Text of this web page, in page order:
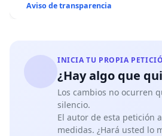
Aviso de transparencia
INICIA TU PROPIA
¿Hay algo que
Los cambios no ocurren
silencio.
El autor de esta petición
medidas. ¿Hará usted lo